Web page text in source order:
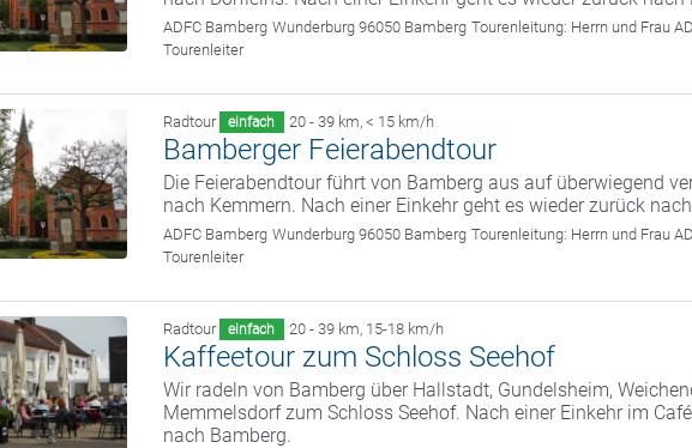
ADFC Bamberg Wunderburg 96050 Bamberg Tourenleitung: Herrn und Frau
Tourenleiter
Radtour einfach 20 - 39 km, < 15 km/h
Bamberger Feierabendtour
Die Feierabendtour führt von Bamberg aus auf überwiegend
nach Kemmern. Nach einer Einkehr geht es wieder zurück
ADFC Bamberg Wunderburg 96050 Bamberg Tourenleitung: Herrn und Frau
Tourenleiter
Radtour einfach 20 - 39 km, 15-18 km/h
Kaffeetour zum Schloss Seehof
Wir radeln von Bamberg über Hallstadt, Gundelsheim,
Memmelsdorf zum Schloss Seehof. Nach einer Einkehr im
nach Bamberg.